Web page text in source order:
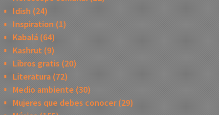
Idish (24)
Inspiration (1)
Kabalá(64)
Kashrut (9)
Libros gratis (20)
Literatura(72)
Medio ambiente (30)
Mujeres que debes conocer(29)